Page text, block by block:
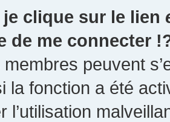
clique sur le lien
de me connecter
peuvent
la fonction a été
l’utilisation